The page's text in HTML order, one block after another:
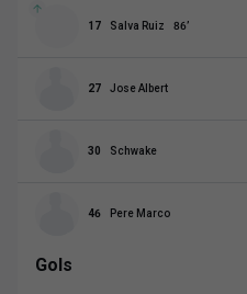
17 Salva Ruiz 86’
27 Jose Albert
30 Schwake
46 Pere Marco
Gols